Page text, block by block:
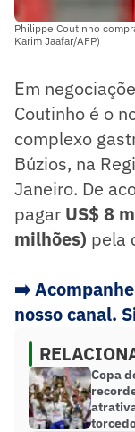
Philippe Coutinho
Karim Jaafar/AFP)
Em
Coutinho é o
complexo
Búzios, na
Janeiro. De
pagar US$ 8
milhões) pela
➡️
nosso canal.
Copa